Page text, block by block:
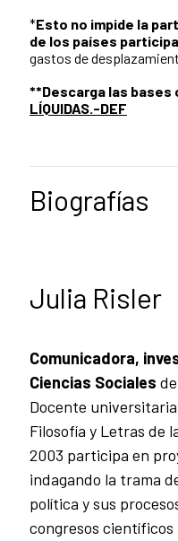
*Esto no impide la
de los países
gastos de
**Descarga las bases
LÍQUIDAS.-DEF
Biografías
Julia Risler
Comunicadora,
Ciencias Sociales
Docente
Filosofía y Letras de
2003 participa en
indagando la trama
política y sus
congresos